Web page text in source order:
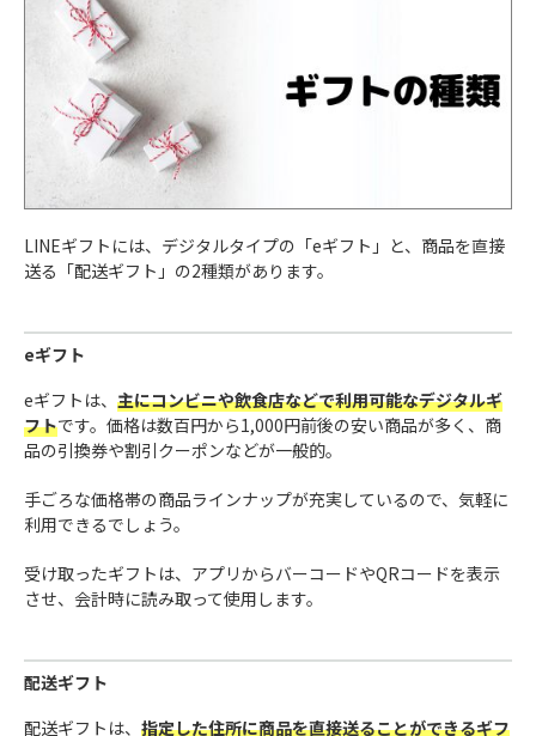
LINEギフトには、デジタルタイプの「eギフト」と、商品を直接
送る「配送ギフト」の2種類があります。
eギフト
eギフトは、 主にコンビニや飲食店などで利用可能なデジタルギ
フトです。価格は数百円から1,000円前後の安い商品が多く、商
品の引換券や割引クーポンなどが一般的。
手ごろな価格帯の商品ラインナップが充実しているので、気軽に
利用できるでしょう。
受け取ったギフトは、アプリからバーコードやQRコードを表示
させ、会計時に読み取って使用します。
配送ギフト
配送ギフトは、 指定した住所に商品を直接送ることができるギフ